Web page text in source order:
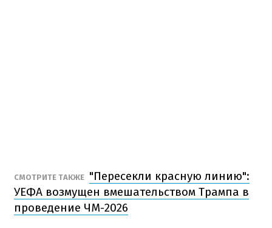
СМОТРИТЕ ТАКЖЕ "Пересекли красную линию":
УЕФА возмущен вмешательством Трампа в
проведение ЧМ-2026